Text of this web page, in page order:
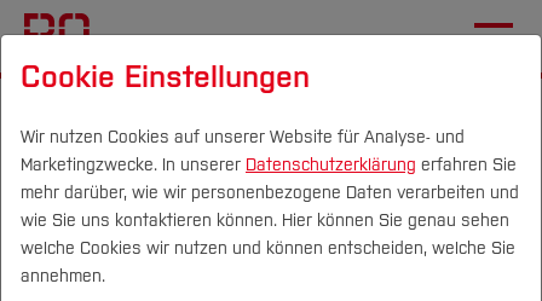
Campus Personen DE|EN Quicklinks
Gründungsportraits
Helene Abdinghoff
Menü aufklappen
Cookie Einstellungen
Wir nutzen Cookies auf unserer Website für Analyse- und
Marketingzwecke. In unserer Datenschutzerklärung erfahren Sie
mehr darüber, wie wir personenbezogene Daten verarbeiten und
wie Sie uns kontaktieren können. Hier können Sie genau sehen
welche Cookies wir nutzen und können entscheiden, welche Sie
annehmen.